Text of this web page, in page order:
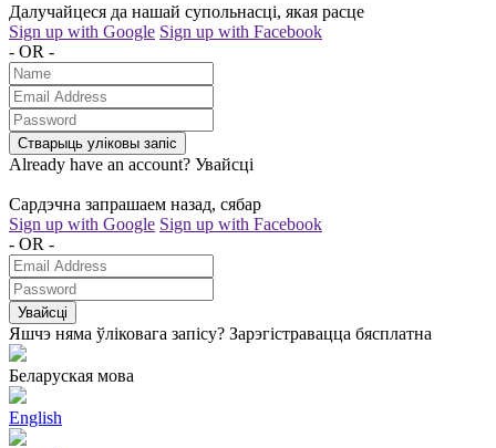
Далучайцеся да нашай супольнасці, якая расце
Sign up with Google Sign up with Facebook
- OR -
Стварыць уліковы запіс
Already have an account? Увайсці
Сардэчна запрашаем назад, сябар
Sign up with Google Sign up with Facebook
- OR -
Увайсці
Яшчэ няма ўліковага запісу? Зарэгістравацца бясплатна
Беларуская мова
English